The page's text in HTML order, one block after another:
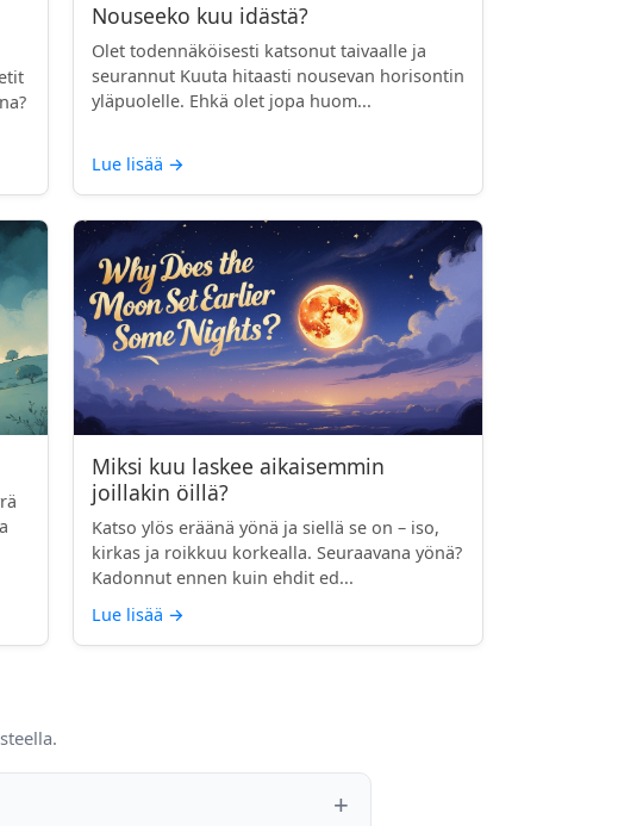
Nouseeko kuu idästä?
Olet todennäköisesti katsonut taivaalle ja
seurannut Kuuta hitaasti nousevan horisontin
yläpuolelle. Ehkä olet jopa huom...
Lue lisää →
Miksi kuu laskee aikaisemmin
joillakin öillä?
Katso ylös eräänä yönä ja siellä se on – iso,
kirkas ja roikkuu korkealla. Seuraavana yönä?
Kadonnut ennen kuin ehdit ed...
Lue lisää →